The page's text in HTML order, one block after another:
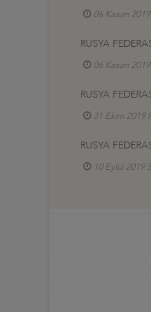
06 Kasım
RUSYA
06 Kasım
RUSYA
31 Ekim 2019
RUSYA
10 Eylül 2019